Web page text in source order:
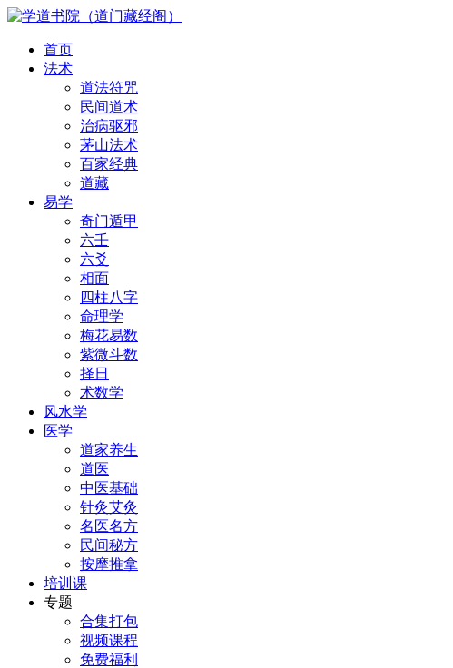
首页
法术
道法符咒
民间道术
治病驱邪
茅山法术
百家经典
道藏
易学
奇门遁甲
六壬
六爻
相面
四柱八字
命理学
梅花易数
紫微斗数
择日
术数学
风水学
医学
道家养生
道医
中医基础
针灸艾灸
名医名方
民间秘方
按摩推拿
培训课
专题
合集打包
视频课程
免费福利